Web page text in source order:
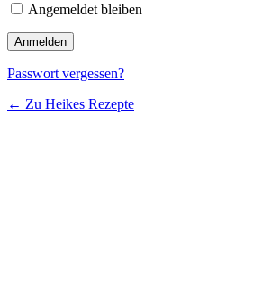
Angemeldet bleiben
Passwort vergessen?
← Zu Heikes Rezepte